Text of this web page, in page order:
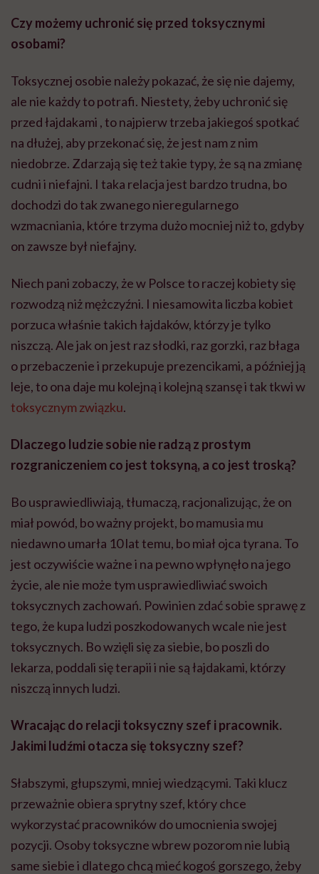
Czy możemy uchronić się przed toksycznymi
osobami?
Toksycznej osobie należy pokazać, że się nie dajemy,
ale nie każdy to potrafi. Niestety, żeby uchronić się
przed łajdakami , to najpierw trzeba jakiegoś spotkać
na dłużej, aby przekonać się, że jest nam z nim
niedobrze. Zdarzają się też takie typy, że są na zmianę
cudni i niefajni. I taka relacja jest bardzo trudna, bo
dochodzi do tak zwanego nieregularnego
wzmacniania, które trzyma dużo mocniej niż to, gdyby
on zawsze był niefajny.
Niech pani zobaczy, że w Polsce to raczej kobiety się
rozwodzą niż mężczyźni. I niesamowita liczba kobiet
porzuca właśnie takich łajdaków, którzy je tylko
niszczą. Ale jak on jest raz słodki, raz gorzki, raz błaga
o przebaczenie i przekupuje prezencikami, a później ją
leje, to ona daje mu kolejną i kolejną szansę i tak tkwi w
toksycznym związku.
Dlaczego ludzie sobie nie radzą z prostym
rozgraniczeniem co jest toksyną, a co jest troską?
Bo usprawiedliwiają, tłumaczą, racjonalizując, że on
miał powód, bo ważny projekt, bo mamusia mu
niedawno umarła 10 lat temu, bo miał ojca tyrana. To
jest oczywiście ważne i na pewno wpłynęło na jego
życie, ale nie może tym usprawiedliwiać swoich
toksycznych zachowań. Powinien zdać sobie sprawę z
tego, że kupa ludzi poszkodowanych wcale nie jest
toksycznych. Bo wzięli się za siebie, bo poszli do
lekarza, poddali się terapii i nie są łajdakami, którzy
niszczą innych ludzi.
Wracając do relacji toksyczny szef i pracownik.
Jakimi ludźmi otacza się toksyczny szef?
Słabszymi, głupszymi, mniej wiedzącymi. Taki klucz
przeważnie obiera sprytny szef, który chce
wykorzystać pracowników do umocnienia swojej
pozycji. Osoby toksyczne wbrew pozorom nie lubią
same siebie i dlatego chcą mieć kogoś gorszego, żeby